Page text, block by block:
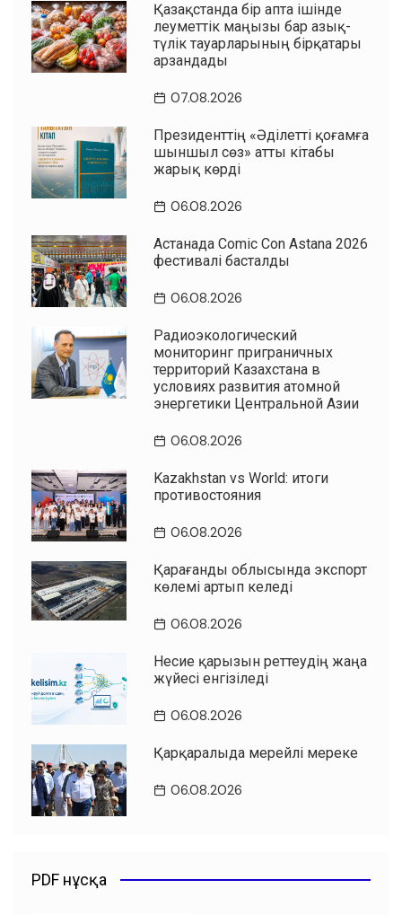
Қазақстанда бір апта ішінде
әлеуметтік маңызы бар азық-
түлік тауарларының бірқатары
арзандады
07.08.2026
Президенттің «Әділетті қоғамға
шыншыл сөз» атты кітабы
жарық көрді
06.08.2026
Астанада Comic Con Astana 2026
фестивалі басталды
06.08.2026
Радиоэкологический
мониторинг приграничных
территорий Казахстана в
условиях развития атомной
энергетики Центральной Азии
06.08.2026
Kazakhstan vs World: итоги
противостояния
06.08.2026
Қарағанды облысында экспорт
көлемі артып келеді
06.08.2026
Несие қарызын реттеудің жаңа
жүйесі енгізіледі
06.08.2026
Қарқаралыда мерейлі мереке
06.08.2026
PDF нұсқа